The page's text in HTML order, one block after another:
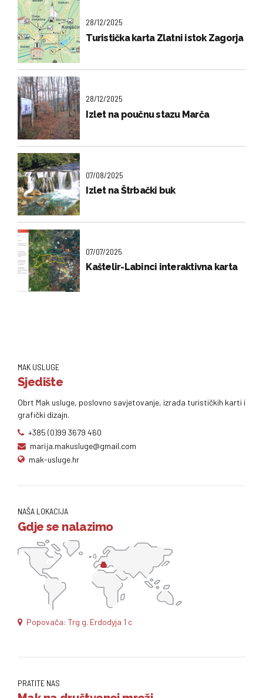
28/12/2025
Turistička karta Zlatni istok Zagorja
28/12/2025
Izlet na poučnu stazu Marča
07/08/2025
Izlet na Štrbački buk
07/07/2025
Kaštelir-Labinci interaktivna karta
MAK USLUGE
Sjedište
Obrt Mak usluge, poslovno savjetovanje, izrada turističkih karti i
grafički dizajn.
+385 (0)99 3679 460
marija.makusluge@gmail.com
mak-usluge.hr
NAŠA LOKACIJA
Gdje se nalazimo
Popovača: Trg g. Erdodyja 1 c
PRATITE NAS